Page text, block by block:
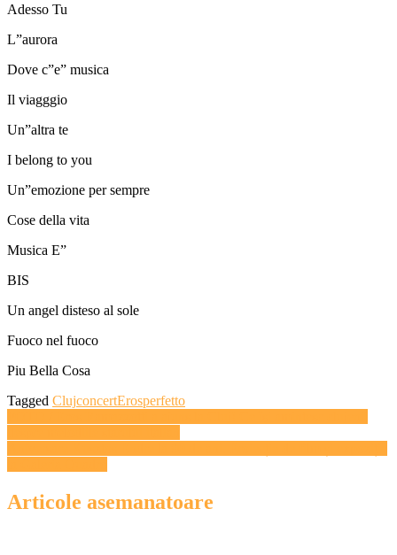
Adesso Tu
L”aurora
Dove c”e” musica
Il viagggio
Un”altra te
I belong to you
Un”emozione per sempre
Cose della vita
Musica E”
BIS
Un angel disteso al sole
Fuoco nel fuoco
Piu Bella Cosa
Tagged ClujconcertErosperfetto
Navigare
în
articole
Articole asemanatoare